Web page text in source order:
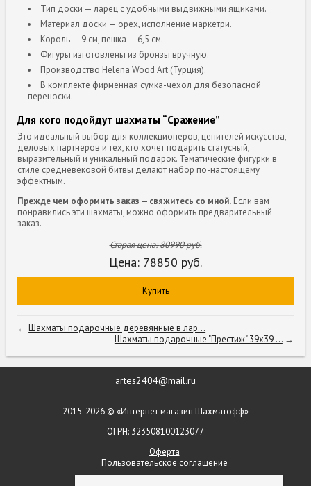
Тип доски — ларец с удобными выдвижными ящиками.
Материал доски — орех, исполнение маркетри.
Король — 9 см, пешка — 6,5 см.
Фигуры изготовлены из бронзы вручную.
Производство Helena Wood Art (Турция).
В комплекте фирменная сумка-чехол для безопасной
переноски.
Для кого подойдут шахматы “Сражение”
Это идеальный выбор для коллекционеров, ценителей искусства,
деловых партнёров и тех, кто хочет подарить статусный,
выразительный и уникальный подарок. Тематические фигурки в
стиле средневековой битвы делают набор по-настоящему
эффектным.
Прежде чем оформить заказ — свяжитесь со мной. Если вам
понравились эти шахматы, можно оформить предварительный
заказ.
Старая цена:80990руб.
Цена: 78850 руб.
Купить
←Шахматы подарочные деревянные в лар...
Шахматы подарочные "Престиж" 39х39 ...→
artes2404@mail.ru
2015-2026 © «Интернет магазин Шахматофф»
ОГРН: 323508100123077
Оферта
Пользовательское соглашение